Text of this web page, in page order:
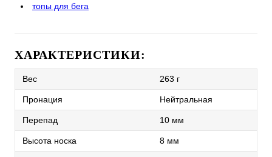
топы для бега
ХАРАКТЕРИСТИКИ:
Вес 263 г
Пронация Нейтральная
Перепад 10 мм
Высота носка 8 мм